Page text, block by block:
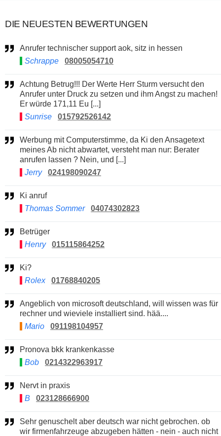
DIE NEUESTEN BEWERTUNGEN
Anrufer technischer support aok, sitz in hessen
Schrappe
08005054710
Achtung Betrug!!! Der Werte Herr Sturm versucht den
Anrufer unter Druck zu setzen und ihm Angst zu machen!
Er würde 171,11 Eu [...]
Sunrise
015792526142
Werbung mit Computerstimme, da Ki den Ansagetext
meines Ab nicht abwartet, versteht man nur: Berater
anrufen lassen ? Nein, und [...]
Jerry
024198090247
Ki anruf
Thomas Sommer
04074302823
Betrüger
Henry
015115864252
Ki?
Rolex
01768840205
Angeblich von microsoft deutschland, will wissen was für
rechner und wieviele installiert sind. hää....
Mario
091198104957
Pronova bkk krankenkasse
Bob
0214322963917
Nervt in praxis
B
023128666900
Sehr genuschelt aber deutsch war nicht gebrochen. ob
wir firmenfahrzeuge abzugeben hätten - nein - auch nicht